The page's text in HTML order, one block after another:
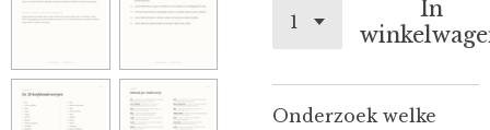
In
Onderzoek welke